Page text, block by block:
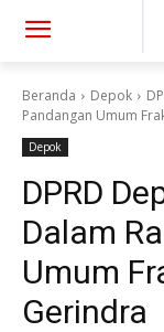
Beranda Depok
Pandangan Umum
Depok
DPRD
Dalam
Umum
Gerindra